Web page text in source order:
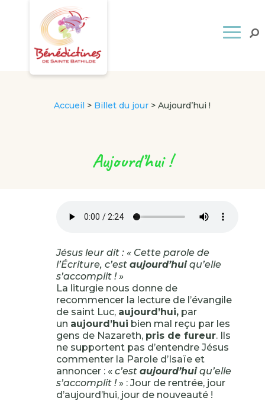
Accueil > Billet du jour >Aujourd’hui !
Aujourd’hui !
Jésus leur dit : « Cette parole de
l’Écriture, c’est aujourd’huiqu’elle
s’accomplit ! »
La liturgie nous donne de
recommencer la lecture de l’évangile
de saint Luc, aujourd’hui,par
un aujourd’hui bien mal reçu par les
gens de Nazareth, pris de fureur. Ils
ne supportent pas d’entendre Jésus
commenter la Parole d’Isaïe et
annoncer : « c’est aujourd’huiqu’elle
s’accomplit !» : Jour de rentrée, jour
d’aujourd’hui, jour de nouveauté !